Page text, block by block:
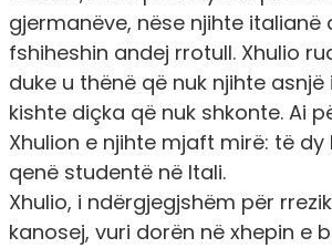
gjermanëve, nëse njihte italianë
fshiheshin andej rrotull. Xhulio
duke u thënë që nuk njihte asnjë
kishte diçka që nuk shkonte. Ai
Xhulion e njihte mjaft mirë: të dy
qenë studentë në Itali.
Xhulio, i ndërgjegjshëm për
kanosej, vuri dorën në xhepin e